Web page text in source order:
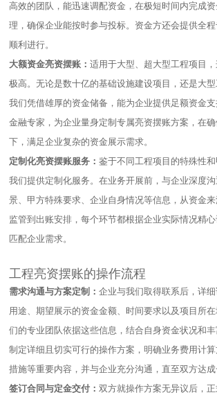
高效的团队，能迅速调配资金，在极短时间内完成
理，确保企业能按时参与投标。资金方还会提供全
顺利进行。​
大额资金亮资摆账：适用于大型、超大型工程项目
极高。无论是数十亿的基础设施建设项目，还是大型
我们凭借雄厚的资金储备，能为企业提供足额资金
金融专家，为企业量身定制专属亮资摆账方案，在
下，满足企业复杂的资金展示需求。​
定制化亮资摆账服务：鉴于不同工程项目的特殊性和
我们提供定制化服务。在业务开展前，与企业深度
景、甲方特殊要求、企业自身情况等信息，从资金
监管到出账安排，每个环节都根据企业实际情况精
匹配企业需求。​
工程亮资摆账的操作流程
需求沟通与方案定制：企业与我们取得联系后，详
用途、期望展示的资金金额、时间要求以及项目所
们的专业团队依据这些信息，结合自身资金状况和
制定详细且切实可行的操作方案，明确业务费用计
措施等重要内容，并与企业充分沟通，直至双方达成
签订合同与定金交付：双方就操作方案无异议后，